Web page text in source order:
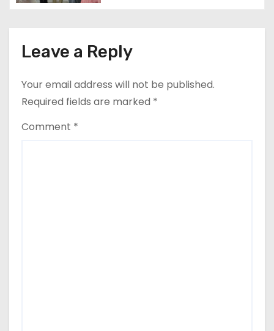
Leave a Reply
Your email address will not be published.
Required fields are marked *
Comment *